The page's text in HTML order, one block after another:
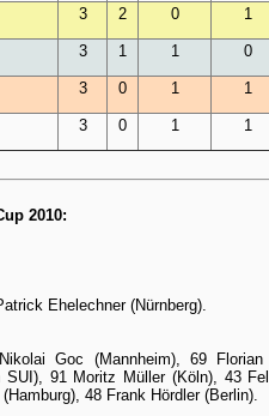
3 2 0 1
3 1 1 0
3 0 1 1
3 0 1 1
2010:
Ehelechner (Nürnberg).
Goc (Mannheim), 69
91 Moritz Müller (Köln), 43
(Hamburg), 48 Frank Hördler (Berlin).